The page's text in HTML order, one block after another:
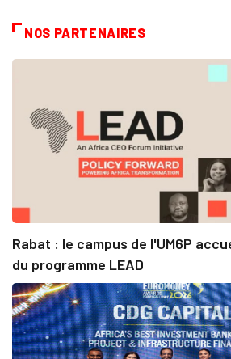
NOS PARTENAIRES
Rabat : le campus de l'UM6P
du programme LEAD